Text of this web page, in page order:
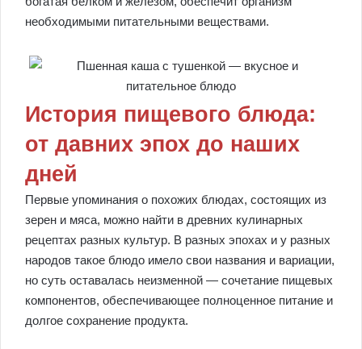
необходимыми питательными веществами.
История пищевого блюда:
от давних эпох до наших
дней
Первые упоминания о похожих блюдах, состоящих из
зерен и мяса, можно найти в древних кулинарных
рецептах разных культур. В разных эпохах и у разных
народов такое блюдо имело свои названия и вариации,
но суть оставалась неизменной — сочетание пищевых
компонентов, обеспечивающее полноценное питание и
долгое сохранение продукта.